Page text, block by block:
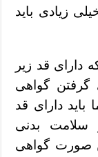
زیادی باید
دارای قد زیر
گرفتن گواهی
باید دارای قد
سلامت بدنی
صورت گواهی